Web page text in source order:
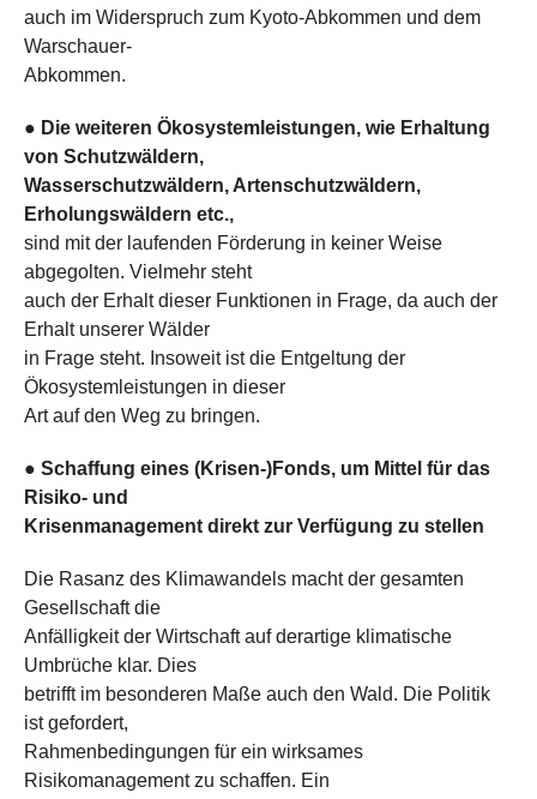
auch im Widerspruch zum Kyoto-Abkommen und dem
Warschauer-
Abkommen.
● Die weiteren Ökosystemleistungen, wie Erhaltung
von Schutzwäldern,
Wasserschutzwäldern, Artenschutzwäldern,
Erholungswäldern etc.,
sind mit der laufenden Förderung in keiner Weise
abgegolten. Vielmehr steht
auch der Erhalt dieser Funktionen in Frage, da auch der
Erhalt unserer Wälder
in Frage steht. Insoweit ist die Entgeltung der
Ökosystemleistungen in dieser
Art auf den Weg zu bringen.
● Schaffung eines (Krisen-)Fonds, um Mittel für das
Risiko- und
Krisenmanagement direkt zur Verfügung zu stellen
Die Rasanz des Klimawandels macht der gesamten
Gesellschaft die
Anfälligkeit der Wirtschaft auf derartige klimatische
Umbrüche klar. Dies
betrifft im besonderen Maße auch den Wald. Die Politik
ist gefordert,
Rahmenbedingungen für ein wirksames
Risikomanagement zu schaffen. Ein